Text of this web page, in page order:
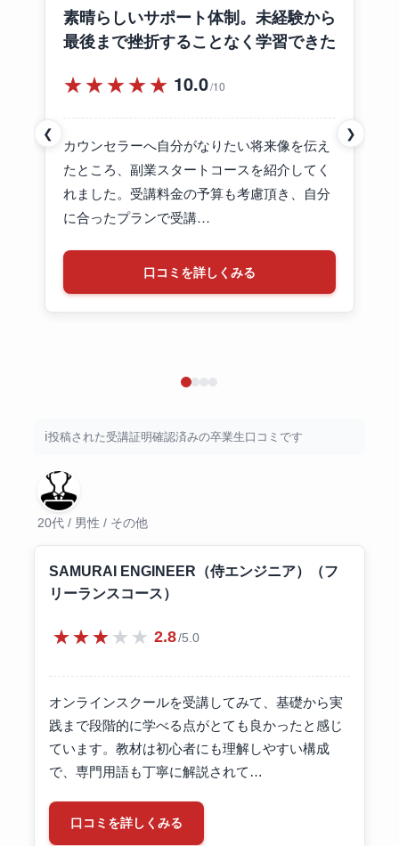
素晴らしいサポート体制。未経験から
最後まで挫折することなく学習できた
★★★★★ 10.0/10
カウンセラーへ自分がなりたい将来像を伝え
たところ、副業スタートコースを紹介してく
れました。受講料金の予算も考慮頂き、自分
に合ったプランで受講…
口コミを詳しくみる
❮ ❯
投稿された受講証明確認済みの卒業生口コミです
20代 / 男性 / その他
SAMURAI ENGINEER（侍エンジニア）（フ
リーランスコース）
★★★★★ 2.8/5.0
オンラインスクールを受講してみて、基礎から実
践まで段階的に学べる点がとても良かったと感じ
ています。教材は初心者にも理解しやすい構成
で、専門用語も丁寧に解説されて…
口コミを詳しくみる